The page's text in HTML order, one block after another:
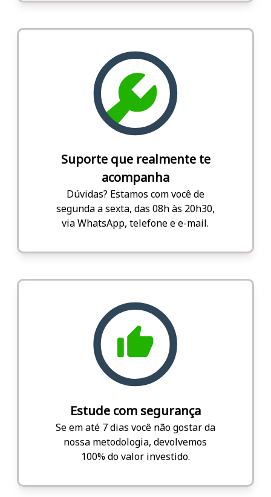
Suporte que realmente te
acompanha
Dúvidas? Estamos com você de
segunda a sexta, das 08h às 20h30,
via WhatsApp, telefone e e-mail.
Estude com segurança
Se em até 7 dias você não gostar da
nossa metodologia, devolvemos
100% do valor investido.